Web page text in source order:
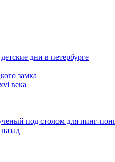
дни в петербурге
замка
века
под столом для пинг-